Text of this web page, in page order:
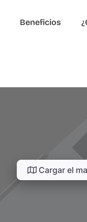
Beneficios
Cargar el